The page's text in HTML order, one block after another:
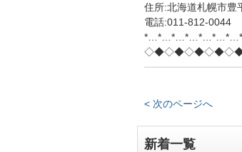
住所:北海道札幌市豊
電話:011-812-0044
< 次のページへ
新着一覧